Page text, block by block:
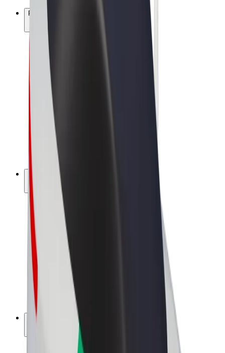
Produkter
Turer
Sparkesykler
Bolt Market
Bolt Food
Bolt Drive
Bolt for Business
El-sykler
Bolt Pluss
Tjen med Bolt
Sjåfører
Sjåførinntekter
Leveringsbud
Inntekter for leveringsbud
Bolt Food-partnere
Franchiser
Bedrift